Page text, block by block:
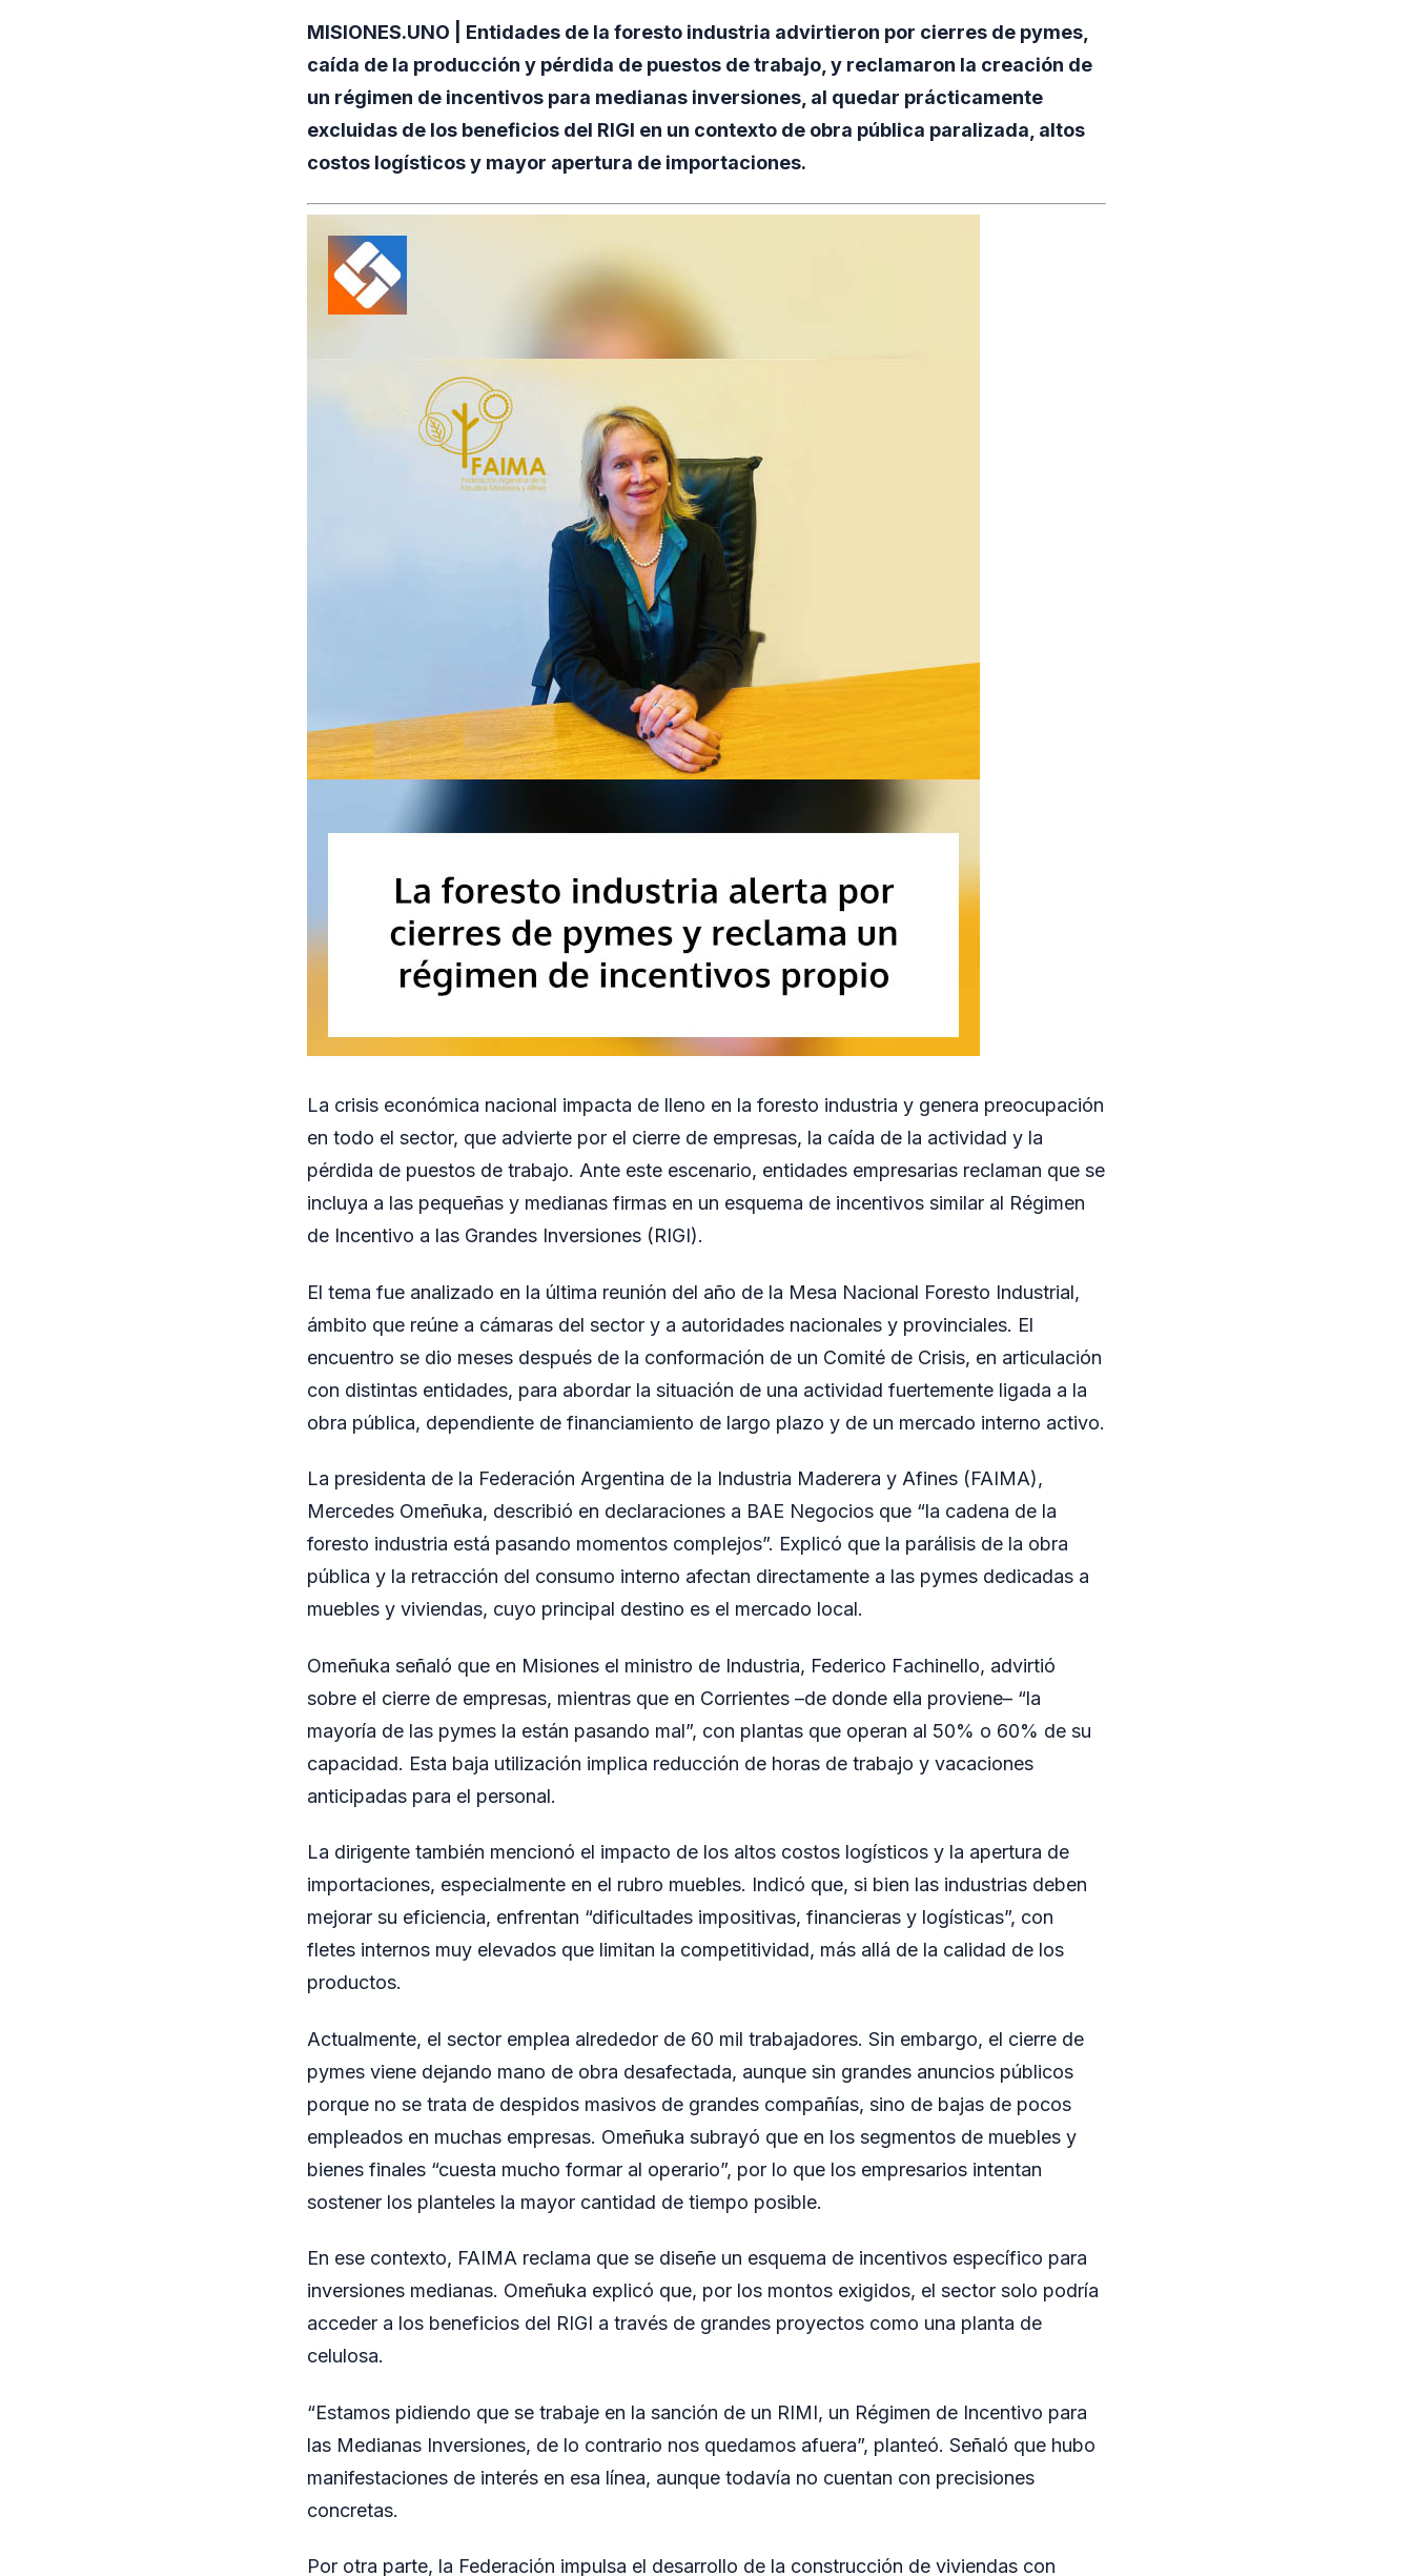
MISIONES.UNO | Entidades de la foresto industria advirtieron por cierres de pymes,
caída de la producción y pérdida de puestos de trabajo, y reclamaron la creación de
un régimen de incentivos para medianas inversiones, al quedar prácticamente
excluidas de los beneficios del RIGI en un contexto de obra pública paralizada, altos
costos logísticos y mayor apertura de importaciones.
La crisis económica nacional impacta de lleno en la foresto industria y genera preocupación
en todo el sector, que advierte por el cierre de empresas, la caída de la actividad y la
pérdida de puestos de trabajo. Ante este escenario, entidades empresarias reclaman que se
incluya a las pequeñas y medianas firmas en un esquema de incentivos similar al Régimen
de Incentivo a las Grandes Inversiones (RIGI).
El tema fue analizado en la última reunión del año de la Mesa Nacional Foresto Industrial,
ámbito que reúne a cámaras del sector y a autoridades nacionales y provinciales. El
encuentro se dio meses después de la conformación de un Comité de Crisis, en articulación
con distintas entidades, para abordar la situación de una actividad fuertemente ligada a la
obra pública, dependiente de financiamiento de largo plazo y de un mercado interno activo.
La presidenta de la Federación Argentina de la Industria Maderera y Afines (FAIMA),
Mercedes Omeñuka, describió en declaraciones a BAE Negocios que “la cadena de la
foresto industria está pasando momentos complejos”. Explicó que la parálisis de la obra
pública y la retracción del consumo interno afectan directamente a las pymes dedicadas a
muebles y viviendas, cuyo principal destino es el mercado local.
Omeñuka señaló que en Misiones el ministro de Industria, Federico Fachinello, advirtió
sobre el cierre de empresas, mientras que en Corrientes –de donde ella proviene– “la
mayoría de las pymes la están pasando mal”, con plantas que operan al 50% o 60% de su
capacidad. Esta baja utilización implica reducción de horas de trabajo y vacaciones
anticipadas para el personal.
La dirigente también mencionó el impacto de los altos costos logísticos y la apertura de
importaciones, especialmente en el rubro muebles. Indicó que, si bien las industrias deben
mejorar su eficiencia, enfrentan “dificultades impositivas, financieras y logísticas”, con
fletes internos muy elevados que limitan la competitividad, más allá de la calidad de los
productos.
Actualmente, el sector emplea alrededor de 60 mil trabajadores. Sin embargo, el cierre de
pymes viene dejando mano de obra desafectada, aunque sin grandes anuncios públicos
porque no se trata de despidos masivos de grandes compañías, sino de bajas de pocos
empleados en muchas empresas. Omeñuka subrayó que en los segmentos de muebles y
bienes finales “cuesta mucho formar al operario”, por lo que los empresarios intentan
sostener los planteles la mayor cantidad de tiempo posible.
En ese contexto, FAIMA reclama que se diseñe un esquema de incentivos específico para
inversiones medianas. Omeñuka explicó que, por los montos exigidos, el sector solo podría
acceder a los beneficios del RIGI a través de grandes proyectos como una planta de
celulosa.
“Estamos pidiendo que se trabaje en la sanción de un RIMI, un Régimen de Incentivo para
las Medianas Inversiones, de lo contrario nos quedamos afuera”, planteó. Señaló que hubo
manifestaciones de interés en esa línea, aunque todavía no cuentan con precisiones
concretas.
Por otra parte, la Federación impulsa el desarrollo de la construcción de viviendas con